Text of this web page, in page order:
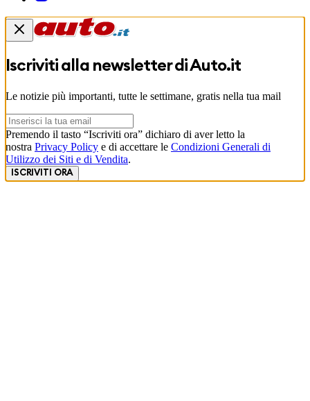
Iscriviti alla newsletter diAuto.it
Le notizie più importanti, tutte le settimane, gratis nella tua mail
Premendo il tasto “Iscriviti ora” dichiaro di aver letto la
nostra Privacy Policy e di accettare le Condizioni Generali di
Utilizzo dei Siti e di Vendita.
ISCRIVITI ORA